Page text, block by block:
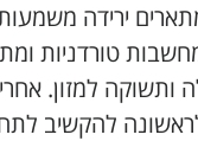
ירידה
טורדניות
ותשוקה למזון.
להקשיב